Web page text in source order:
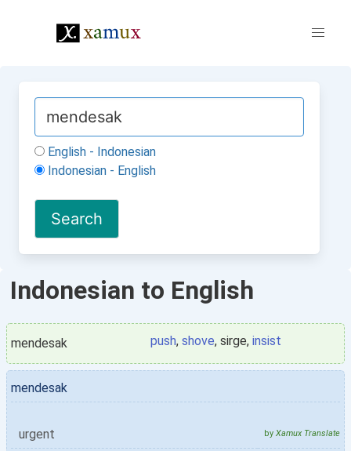
English - Indonesian
Indonesian - English
Indonesian to English
mendesak push, shove, sirge, insist
mendesak
urgent by Xamux Translate